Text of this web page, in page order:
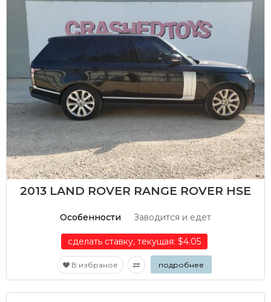
2013 LAND ROVER RANGE ROVER HSE
Особенности Заводится и едет
сделать ставку, текущая: $4.05
В избраное подробнее